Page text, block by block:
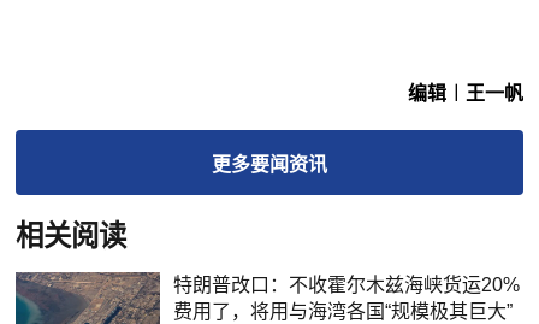
编辑︱王一帆
更多要闻资讯
相关阅读
特朗普改口：不收霍尔木兹海峡货运20%
费用了，将用与海湾各国“规模极其巨大”